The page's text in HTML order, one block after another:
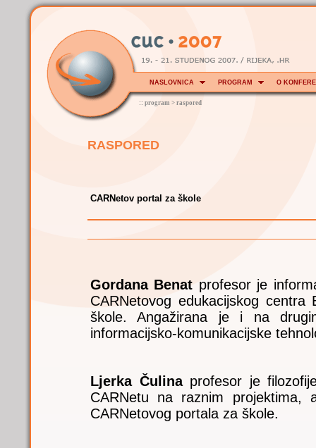
:: program > raspored
NASLOVNICA PROGRAM O
RASPORED
CARNetov portal za škole
Gordana Benat profesor je
CARNetovog edukacijskog
škole. Angažirana je i na
informacijsko-komunikacijske
Ljerka Čulinaprofesor je
CARNetu na raznim projektima,
CARNetovog portala za škole.